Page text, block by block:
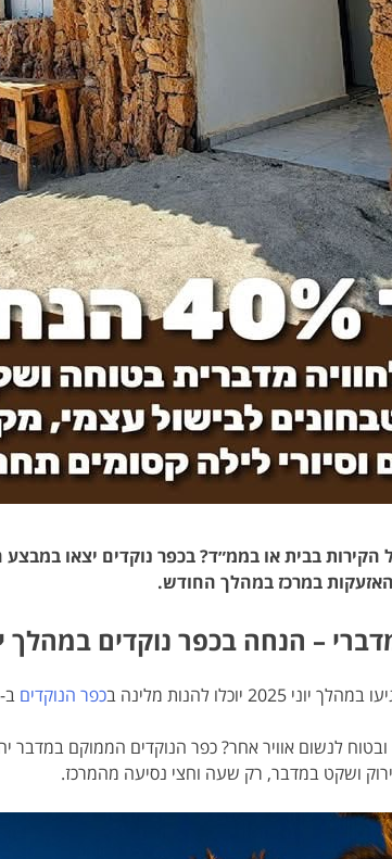
הקירות בבית או בממ״ד? בכפר נוקדים יצאו
במרכז במהלך החודש.
– הנחה בכפר נוקדים במהלך יוני
יוכלו להנות מלינה ב כפר הנוקדים ב-40% הנחה במבצע חוסן מדברי.
לנשום אוויר אחר? כפר הנוקדים הממוקם במדבר
ושקט במדבר, רק שעה וחצי נסיעה מהמרכז.